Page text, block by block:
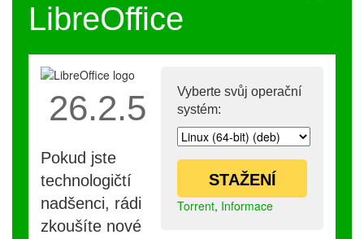
LibreOffice
Vyberte svůj operační
systém:
STAŽENÍ
Torrent, Informace
26.2.5
Pokud jste
technologičtí
nadšenci, rádi
zkoušíte nové